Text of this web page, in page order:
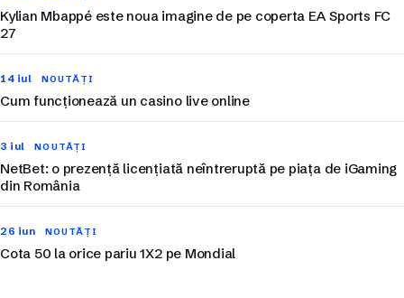
Kylian Mbappé este noua imagine de pe coperta EA Sports FC
27
14 iul NOUTĂȚI
Cum funcționează un casino live online
3 iul NOUTĂȚI
NetBet: o prezență licențiată neîntreruptă pe piața de iGaming
din România
26 iun NOUTĂȚI
Cota 50 la orice pariu 1X2 pe Mondial